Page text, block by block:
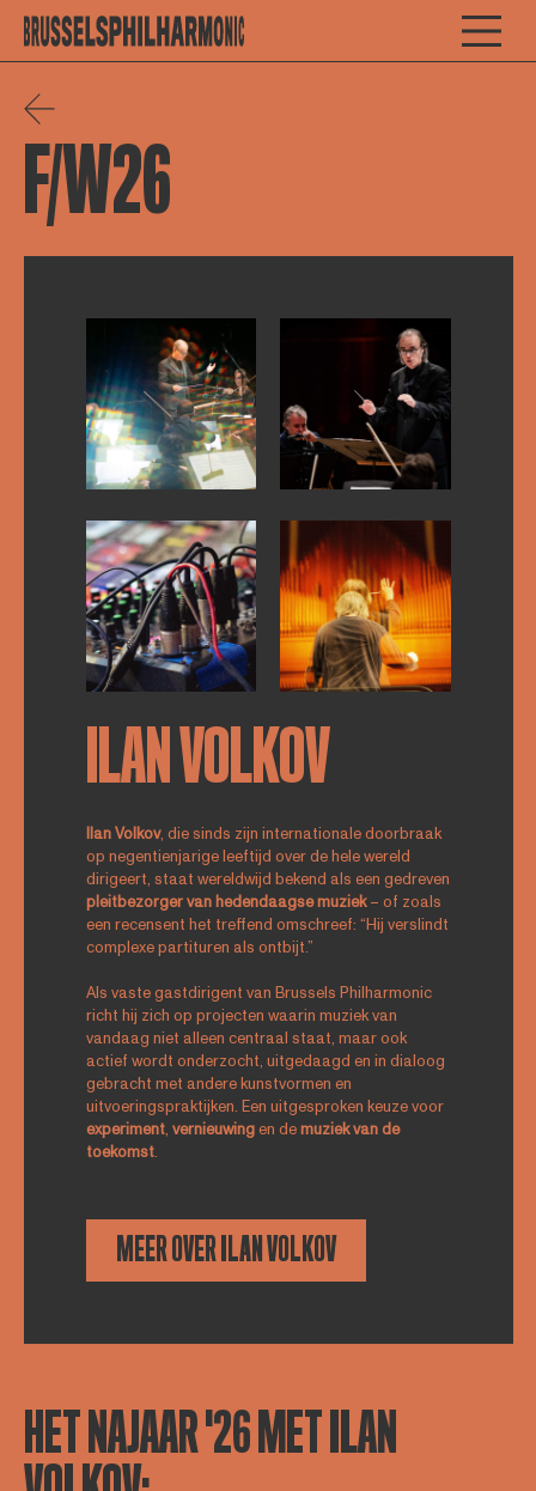
F/W26
ILAN VOLKOV
IlanVolkov, die sinds zijn internationale doorbraak
op negentienjarige leeftijd over de hele wereld
dirigeert, staat wereldwijd bekend als een gedreven
pleitbezorger van hedendaagse muziek– of zoals
een recensent het treffend omschreef: “Hij verslindt
complexe partituren als ontbijt.”
Als vaste gastdirigent van Brussels Philharmonic
richt hij zich op projecten waarin muziek van
vandaag niet alleen centraal staat, maar ook
actief wordt onderzocht, uitgedaagd en in dialoog
gebracht met andere kunstvormen en
uitvoeringspraktijken. Een uitgesproken keuze voor
experiment, vernieuwingen demuziek van de
toekomst.
MEER OVER ILAN VOLKOV
HET NAJAAR '26 MET ILAN